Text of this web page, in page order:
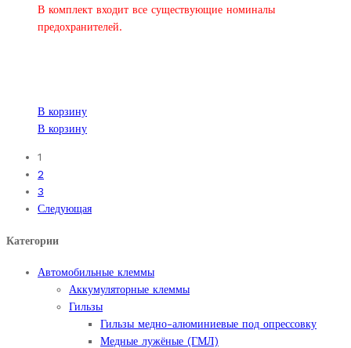
В комплект входит все существующие номиналы
предохранителей.
В корзину
В корзину
1
2
3
Следующая
Категории
Автомобильные клеммы
Аккумуляторные клеммы
Гильзы
Гильзы медно-алюминиевые под опрессовку
Медные лужёные (ГМЛ)